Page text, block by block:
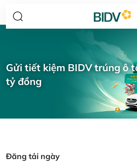
Gửi tiết kiệm BIDV trúng ô
tỷ đồng
Đăng tải ngày